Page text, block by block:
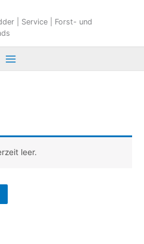
| Service | Forst- und
leer.